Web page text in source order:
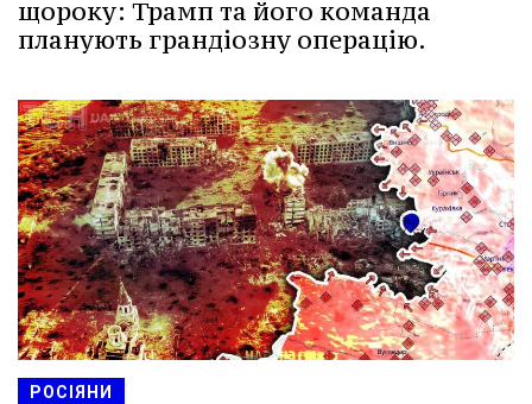
щороку: Трамп та його команда
планують грандіозну операцію.
РОСІЯНИ